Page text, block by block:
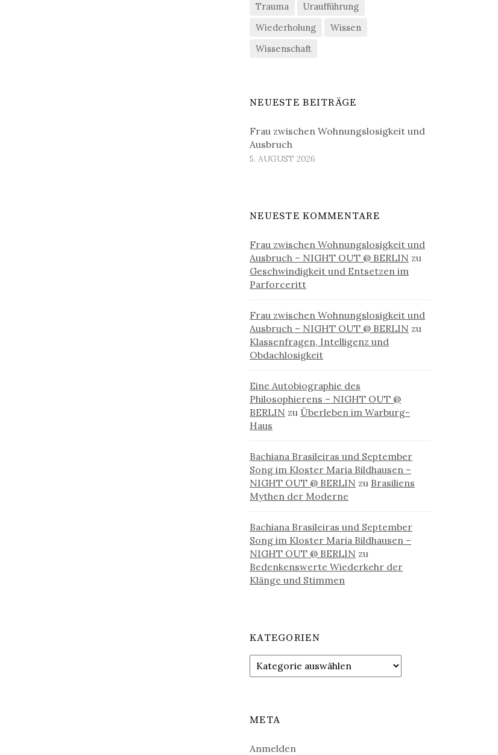
Trauma
Uraufführung
Wiederholung
Wissen
Wissenschaft
NEUESTE BEITRÄGE
Frau zwischen Wohnungslosigkeit und
Ausbruch
5. AUGUST 2026
NEUESTE KOMMENTARE
Frau zwischen Wohnungslosigkeit und
Ausbruch – NIGHT OUT @ BERLIN zu
Geschwindigkeit und Entsetzen im
Parforceritt
Frau zwischen Wohnungslosigkeit und
Ausbruch – NIGHT OUT @ BERLIN zu
Klassenfragen, Intelligenz und
Obdachlosigkeit
Eine Autobiographie des
Philosophierens – NIGHT OUT @
BERLIN zu Überleben im Warburg-
Haus
Bachiana Brasileiras und September
Song im Kloster Maria Bildhausen –
NIGHT OUT @ BERLIN zu Brasiliens
Mythen der Moderne
Bachiana Brasileiras und September
Song im Kloster Maria Bildhausen –
NIGHT OUT @ BERLIN zu
Bedenkenswerte Wiederkehr der
Klänge und Stimmen
KATEGORIEN
Kategorien
META
Anmelden